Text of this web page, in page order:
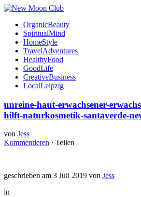
OrganicBeauty
SpiritualMind
HomeStyle
TravelAdventures
HealthyFood
GoodLife
CreativeBusiness
LocalLeipzig
unreine-haut-erwachsener-
hilft-naturkosmetik-santaverde-
von Jess
Kommentieren · Teilen
geschrieben am 3 Juli 2019 von Jess
in